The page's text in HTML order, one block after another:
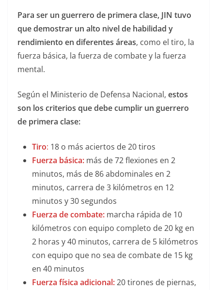
Para ser un guerrero de primera clase, JIN tuvo
que demostrar un alto nivel de habilidad y
rendimiento en diferentes áreas, como el tiro, la
fuerza básica, la fuerza de combate y la fuerza
mental.
Según el Ministerio de Defensa Nacional, estos
son los criterios que debe cumplir un guerrero
de primera clase:
Tiro: 18 o más aciertos de 20 tiros
Fuerza básica: más de 72 flexiones en 2
minutos, más de 86 abdominales en 2
minutos, carrera de 3 kilómetros en 12
minutos y 30 segundos
Fuerza de combate: marcha rápida de 10
kilómetros con equipo completo de 20 kg en
2 horas y 40 minutos, carrera de 5 kilómetros
con equipo que no sea de combate de 15 kg
en 40 minutos
Fuerza física adicional:20 tirones de piernas,